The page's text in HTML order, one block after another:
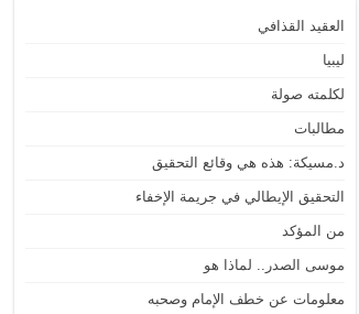
العقيد القذافي
ليبيا
لكلمته صولة
مطالبات
د.مسيكة: هذه هي وقائع التحقيق
التحقيق الإيطالي في جريمة الإخفاء
من المؤكد
موسى الصدر.. لماذا هو
معلومات عن خطف الإمام وصحبه